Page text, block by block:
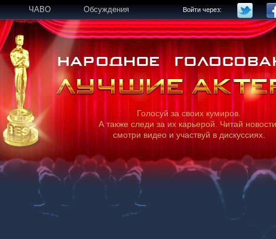
ЧАВО Обсуждения Войти через:
Голосуй за своих кумиров.
А также следи за их карьерой. Читай новости,
смотри видео и участвуй в дискуссиях.